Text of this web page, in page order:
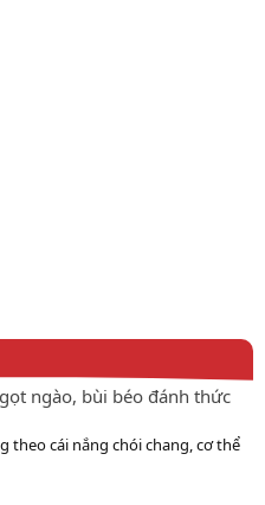
ngào, bùi béo đánh thức
theo cái nắng chói chang, cơ thể